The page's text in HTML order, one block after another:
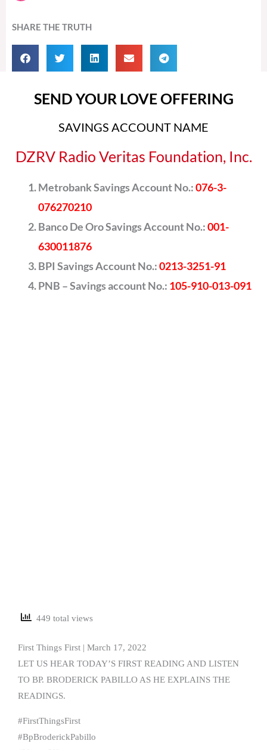
SHARE THE TRUTH
SEND YOUR LOVE OFFERING
SAVINGS ACCOUNT NAME
DZRV Radio Veritas Foundation, Inc.
Metrobank Savings Account No.:076-3-
076270210
Banco De Oro Savings Account No.:001-
630011876
BPI Savings Account No.:0213-3251-91
PNB – Savings account No.: 105-910-013-091
449 total views
First Things First | March 17, 2022
LET US HEAR TODAY’S FIRST READING AND LISTEN
TO BP. BRODERICK PABILLO AS HE EXPLAINS THE
READINGS.
#FirstThingsFirst
#BpBroderickPabillo